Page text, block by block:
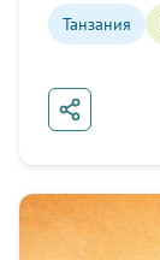
Танзания